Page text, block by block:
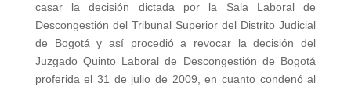
casar la decisión dictada por la Sala Laboral de
Descongestión del Tribunal Superior del Distrito Judicial
de Bogotá y así procedió a revocar la decisión del
Juzgado Quinto Laboral de Descongestión de Bogotá
proferida el 31 de julio de 2009, en cuanto condenó al